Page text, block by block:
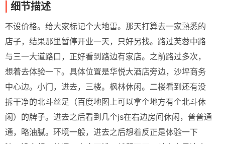
细节描述
不设价格。给大家标记个大地雷。那天打算去一家熟悉的
店子，结果那里暂停开业一天，只好另找。路过芙蓉中路
与三一大道路口，正好看到路边有家店。之前路过多次，
想着去体验一下。具体位置是华悦大酒店旁边，沙坪商务
中心边。小门，进去，三楼。枫林休闲。二楼看到还有没
拆干净的北斗丝足（百度地图上可以拿个地方有个北斗休
闲）的牌子。进去之后看到几个js在右边房间休闲，普普通
通，略油腻。环境一般，进去之后想着反正是体验一下